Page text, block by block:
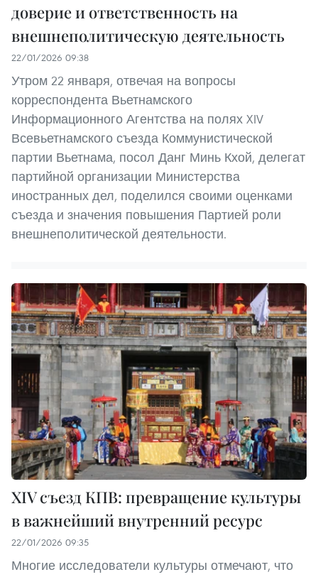
доверие и ответственность на
внешнеполитическую деятельность
22/01/2026 09:38
Утром 22 января, отвечая на вопросы
корреспондента Вьетнамского
Информационного Агентства на полях XIV
Всевьетнамского съезда Коммунистической
партии Вьетнама, посол Данг Минь Кхой, делегат
партийной организации Министерства
иностранных дел, поделился своими оценками
съезда и значения повышения Партией роли
внешнеполитической деятельности.
XIV съезд КПВ: превращение культуры
в важнейший внутренний ресурс
22/01/2026 09:35
Многие исследователи культуры отмечают, что